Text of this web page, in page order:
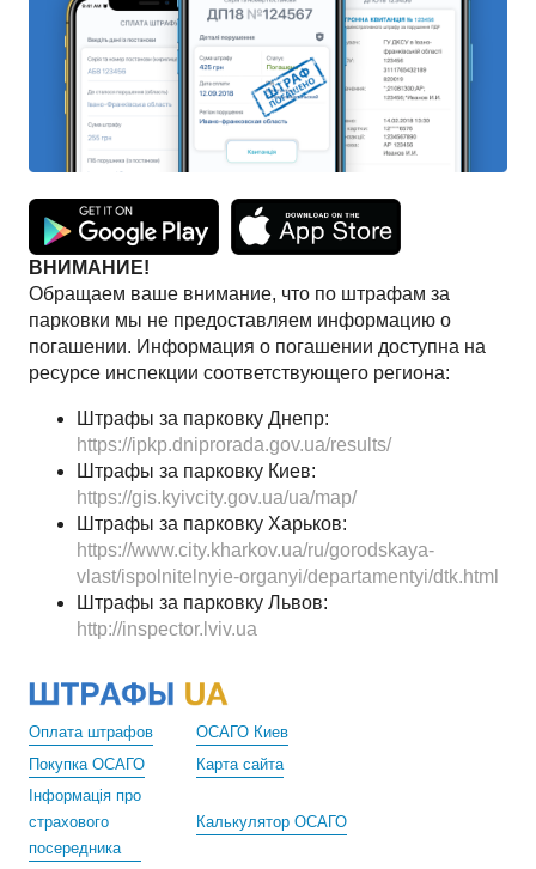
ВНИМАНИЕ!
Обращаем ваше внимание, что по штрафам за
парковки мы не предоставляем информацию о
погашении. Информация о погашении доступна на
ресурсе инспекции соответствующего региона:
Штрафы за парковку Днепр:
https://ipkp.dniprorada.gov.ua/results/
Штрафы за парковку Киев:
https://gis.kyivcity.gov.ua/ua/map/
Штрафы за парковку Харьков:
https://www.city.kharkov.ua/ru/gorodskaya-
vlast/ispolnitelnyie-organyi/departamentyi/dtk.html
Штрафы за парковку Львов:
http://inspector.lviv.ua
Оплата штрафов
ОСАГО Киев
Покупка ОСАГО
Карта сайта
Інформація про
страхового
посередника
Калькулятор ОСАГО